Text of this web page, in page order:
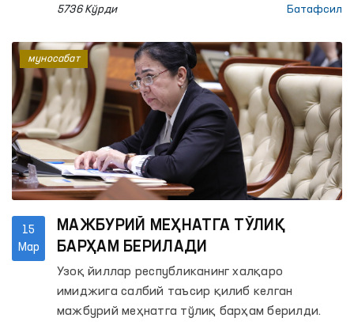
айбланаётган 39 нафар судланувчига оид
жараёни бошланган эди.
5736 Кўрди Батафсил
15
Мар
МАЖБУРИЙ МЕҲНАТГА ТЎЛИҚ
БАРҲАМ БЕРИЛАДИ
Узоқ йиллар республиканинг халқаро
имиджига салбий таъсир қилиб келган
мажбурий меҳнатга тўлиқ барҳам берилди.
муносабат